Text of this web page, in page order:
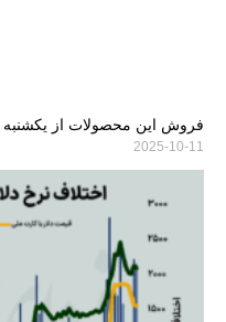
فروش این محصولات از یکشنبه 9 ژانویه +جزئیات
2025-10-11